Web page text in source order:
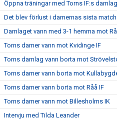
Öppna träningar med Torns IF:s damlag
Det blev förlust i damernas sista
Damlaget vann med 3-1 hemma mot
Torns damer vann mot Kvidinge IF
Torns damlag vann borta mot
Torns damer vann borta mot
Torns damer vann borta mot Råå IF
Torns damer vann mot Billesholms IK
Intervju med Tilda Leander